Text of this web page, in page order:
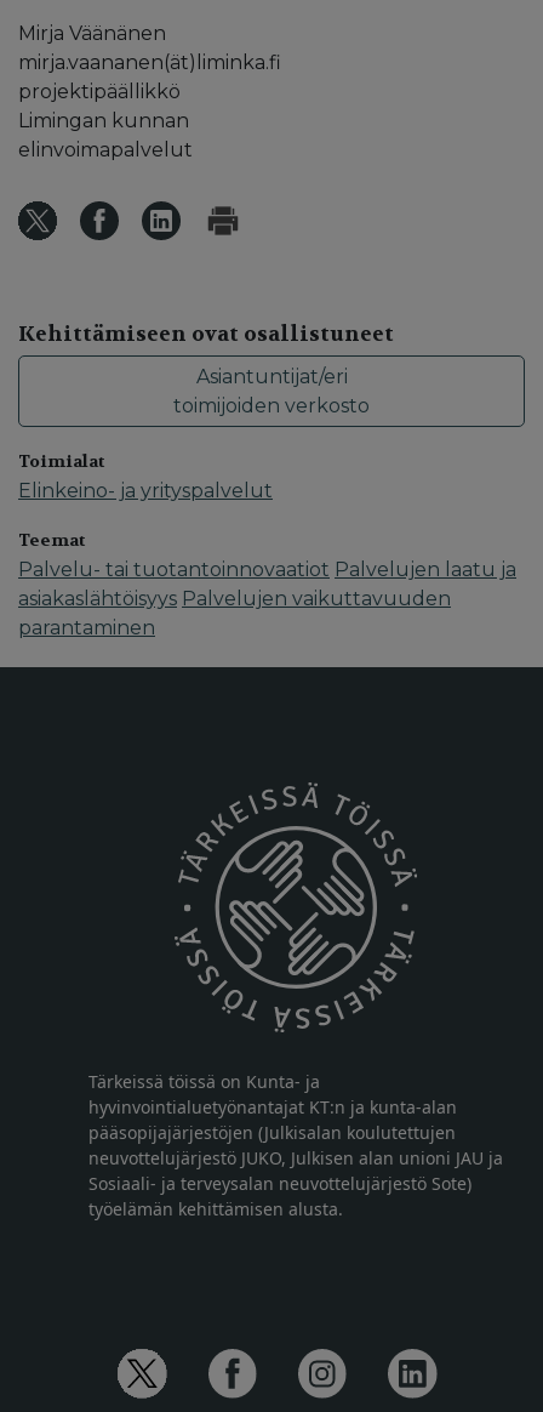
Mirja Väänänen
mirja.vaananen(ät)liminka.fi
projektipäällikkö
Limingan kunnan
elinvoimapalvelut
Kehittämiseen ovat osallistuneet
Asiantuntijat/eri
toimijoiden verkosto
Toimialat
Elinkeino- ja yrityspalvelut
Teemat
Palvelu- tai tuotantoinnovaatiot Palvelujen laatu ja
asiakaslähtöisyys Palvelujen vaikuttavuuden
parantaminen
Tärkeissä töissä on Kunta- ja
hyvinvointialuetyönantajat KT:n ja kunta-alan
pääsopijajärjestöjen (Julkisalan koulutettujen
neuvottelujärjestö JUKO, Julkisen alan unioni JAU ja
Sosiaali- ja terveysalan neuvottelujärjestö Sote)
työelämän kehittämisen alusta.